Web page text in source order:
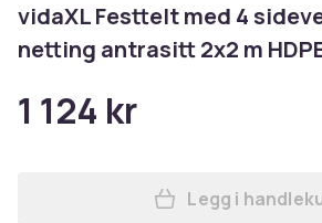
vidaXL Festtelt med 4
netting antrasitt 2x2 m
1 124 kr
Legg
Legg i